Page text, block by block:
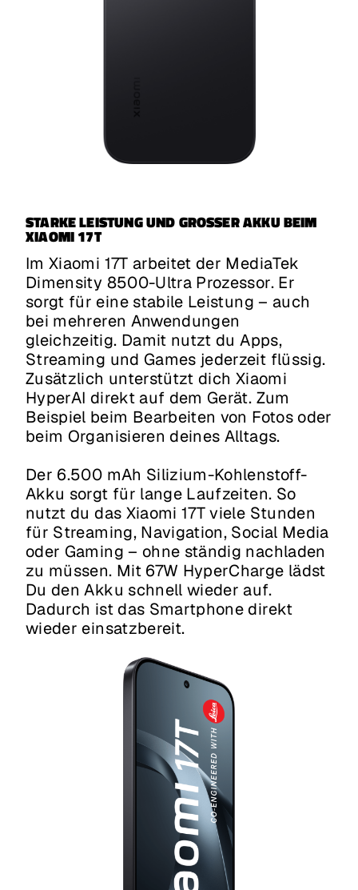
STARKE LEISTUNG UND GROSSER AKKU BEIM X
IAOMI 17T
Im Xiaomi 17T arbeitet der MediaTek
Dimensity 8500-Ultra Prozessor. Er
sorgt für eine stabile Leistung – auch
bei mehreren Anwendungen
gleichzeitig. Damit nutzt du Apps,
Streaming und Games jederzeit flüssig.
Zusätzlich unterstützt dich Xiaomi
HyperAI direkt auf dem Gerät. Zum
Beispiel beim Bearbeiten von Fotos oder
beim Organisieren deines Alltags.
Der 6.500 mAh Silizium-Kohlenstoff-
Akku sorgt für lange Laufzeiten. So
nutzt du das Xiaomi 17T viele Stunden
für Streaming, Navigation, Social Media
oder Gaming – ohne ständig nachladen
zu müssen. Mit 67W HyperCharge lädst
Du den Akku schnell wieder auf.
Dadurch ist das Smartphone direkt
wieder einsatzbereit.